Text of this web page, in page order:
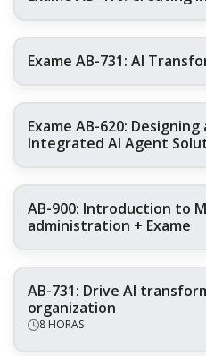
Exame AB-731: AI
Exame AB-620:
Integrated AI Agent
AB-900: Introduction to
administration + Exame
AB-731: Drive AI
organization
8 HORAS